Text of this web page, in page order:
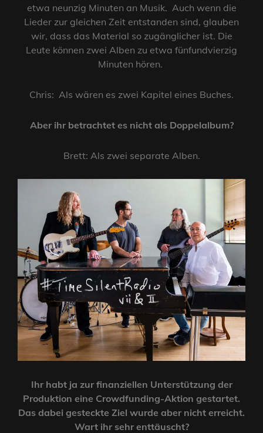
etwa neunzig Minuten an Musik. Auch wenn die
Lieder zur gleichen Zeit entstanden sind, glauben
wir, dass das Material so zugänglicher ist. Die
Leute können zwei Alben zu etwa fünfundvierzig
Minuten hören.
Chris: Als wären es zwei Kapitel eines Buches.
Aber ihr betrachtet es nicht als Doppelalbum?
Brett: Als zwei separate Alben.
Ihr habt ja zur finanziellen Unterstützung der
Produktion eine Crowdfunding-Aktion gestartet.
Das dabei gesteckte Ziel wurde aber nicht erreicht.
Wart ihr sehr enttäuscht?